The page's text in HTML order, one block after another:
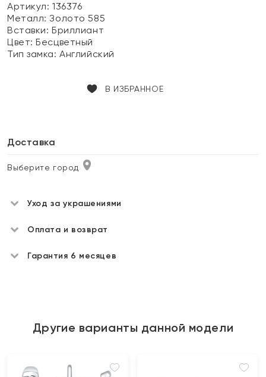
Артикул: 136376
Металл:Золото 585
Вставки:Бриллиант
Цвет:Бесцветный
Тип замка:Английский
В ИЗБРАННОЕ
Доставка
Выберите город
Уход за украшениями
Оплата и возврат
Гарантия 6 месяцев
Другие варианты данной модели